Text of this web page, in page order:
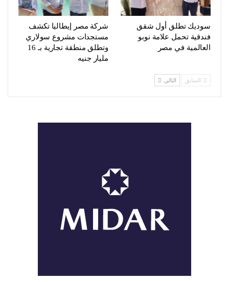
سوديك تطلق أول شقق
فندقية تحمل علامة نوبو
العالمية في مصر
شركة مصر إيطاليا تكشف
مستجدات مشروع سولاري
وتطلق منطقة تجارية بـ 16
مليار جنيه
السابق التالي